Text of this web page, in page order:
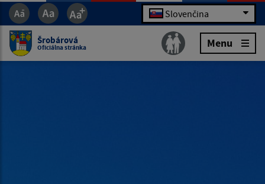
Slovenčina
Šrobárová
Oficiálna stránka Menu